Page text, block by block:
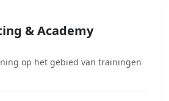
& Academy
op het gebied van trainingen